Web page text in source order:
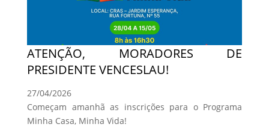
ATENÇÃO, MORADORES DE
PRESIDENTE VENCESLAU!
27/04/2026
Começam amanhã as inscrições para o Programa
Minha Casa, Minha Vida!